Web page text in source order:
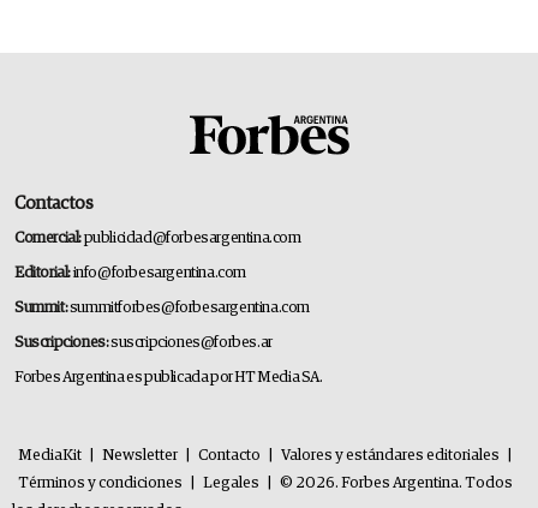
Contactos
Comercial:publicidad@forbesargentina.com
Editorial:info@forbesargentina.com
Summit:summitforbes@forbesargentina.com
Suscripciones:suscripciones@forbes.ar
Forbes Argentina es publicada por HT Media SA.
MediaKit Newsletter Contacto Valores y estándares editoriales
Términos y condiciones
Legales
© 2026. Forbes Argentina. Todos